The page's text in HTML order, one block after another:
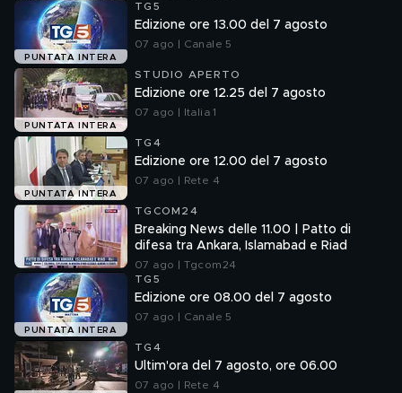
PUNTATA INTERA
TG5
Edizione ore 13.00 del 7 agosto
07 ago | Canale 5
PUNTATA INTERA
STUDIO APERTO
Edizione ore 12.25 del 7 agosto
07 ago | Italia 1
PUNTATA INTERA
TG4
Edizione ore 12.00 del 7 agosto
07 ago | Rete 4
TGCOM24
Breaking News delle 11.00 | Patto di
difesa tra Ankara, Islamabad e Riad
07 ago | Tgcom24
PUNTATA INTERA
TG5
Edizione ore 08.00 del 7 agosto
07 ago | Canale 5
TG4
Ultim'ora del 7 agosto, ore 06.00
07 ago | Rete 4